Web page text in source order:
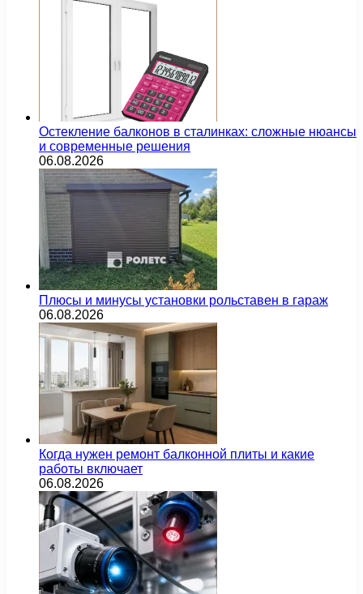
Остекление балконов в сталинках: сложные нюансы
и современные решения
06.08.2026
Плюсы и минусы установки рольставен в гараж
06.08.2026
Когда нужен ремонт балконной плиты и какие
работы включает
06.08.2026